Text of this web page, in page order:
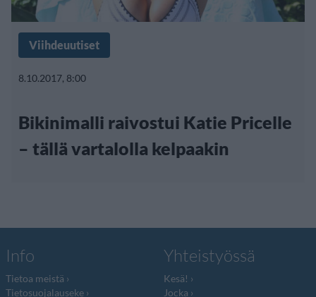
Viihdeuutiset
8.10.2017, 8:00
Bikinimalli raivostui Katie Pricelle
– tällä vartalolla kelpaakin
Info
Tietoa meistä
Tietosuojalauseke
Yhteistyössä
Kesä!
Jocka